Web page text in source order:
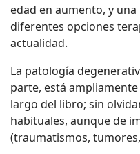
edad en aumento, y
diferentes opciones
actualidad.
La patología
parte, está
largo del libro; sin
habituales, aunque de
(traumatismos,